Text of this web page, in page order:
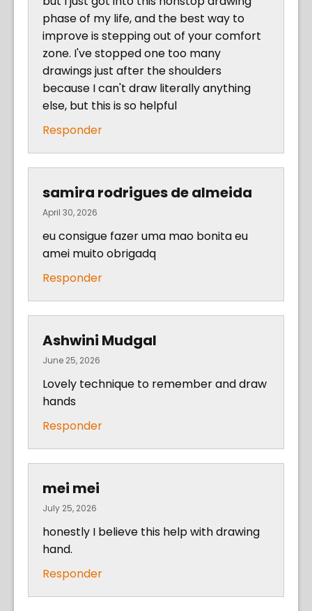
phase of my life, and the best way to
improve is stepping out of your comfort
zone. I've stopped one too many
drawings just after the shoulders
because I can't draw literally anything
else, but this is so helpful
Responder
samira rodrigues de almeida
April 30, 2026
eu consigue fazer uma mao bonita eu
amei muito obrigadq
Responder
Ashwini Mudgal
June 25, 2026
Lovely technique to remember and draw
hands
Responder
mei mei
July 25, 2026
honestly I believe this help with drawing
hand.
Responder